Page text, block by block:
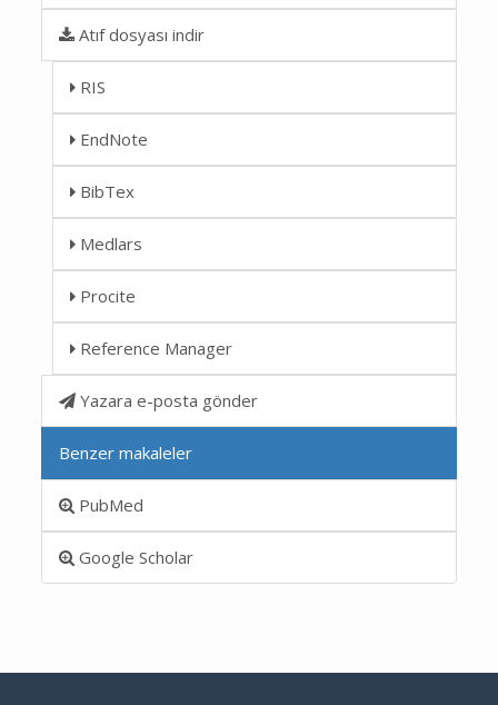
Atıf dosyası indir
RIS
EndNote
BibTex
Medlars
Procite
Reference Manager
Yazara e-posta gönder
Benzer makaleler
PubMed
Google Scholar